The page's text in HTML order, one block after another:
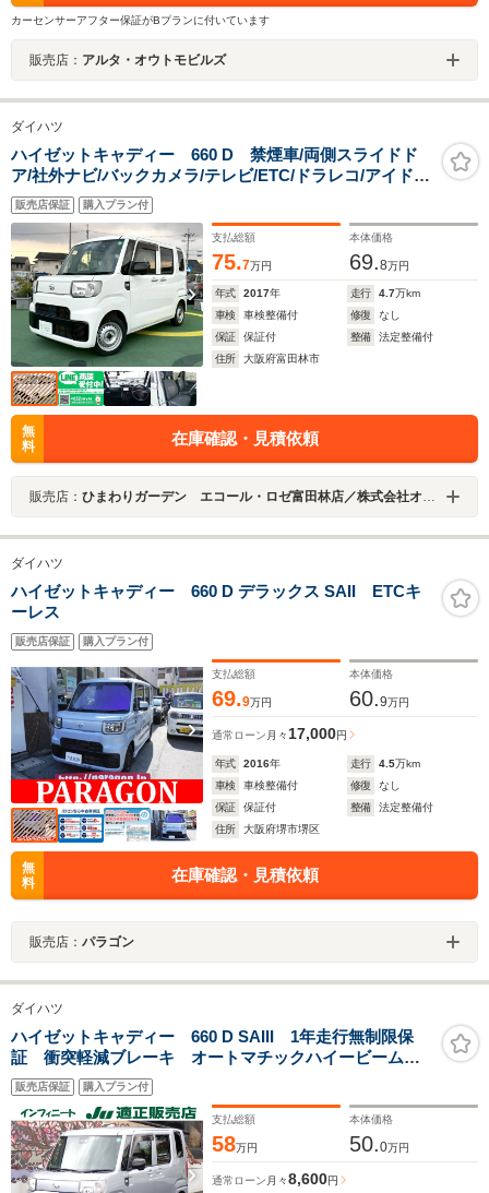
カーセンサーアフター保証がBプランに付いています
販売店： アルタ・オウトモビルズ
ダイハツ
ハイゼットキャディー 660 D 禁煙車/両側スライドド
ア/社外ナビ/バックカメラ/テレビ/ETC/ドラレコ/アイドリ
ングストップ/キーレス/パワーウィンドウ
販売店保証 購入プラン付
支払総額
75.7万円
本体価格
69.8万円
年式 2017年 走行 4.7万km
車検
車検整備付 修復
なし
保証
保証付 整備
法定整備付
住所
大阪府富田林市
無
料
在庫確認・見積依頼
販売店： ひまわりガーデン エコール・ロゼ富田林店／株式会社オンフリーク
ダイハツ
ハイゼットキャディー 660 D デラックス SAII ETCキ
ーレス
販売店保証 購入プラン付
支払総額
69.9万円
本体価格
60.9万円
通常ローン 月々 17,000円
年式 2016年 走行 4.5万km
車検
車検整備付 修復
なし
保証
保証付 整備
法定整備付
住所
大阪府堺市堺区
無
料
在庫確認・見積依頼
販売店： パラゴン
ダイハツ
ハイゼットキャディー 660 D SAIII 1年走行無制限保
証 衝突軽減ブレーキ オートマチックハイービーム
ヘッドライトレベライザー 障害物センサー キーレ
ス ナビ CD バックカメラ タイミングチェーン
販売店保証 購入プラン付
支払総額
58万円
本体価格
50.0万円
通常ローン 月々8,600円